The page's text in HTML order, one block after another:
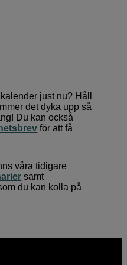
Drop-in, ingen
by
årliga fototävlingen
just nu? Håll
det dyka upp så
Du kan också
för att få
våra tidigare
samt
du kan kolla på